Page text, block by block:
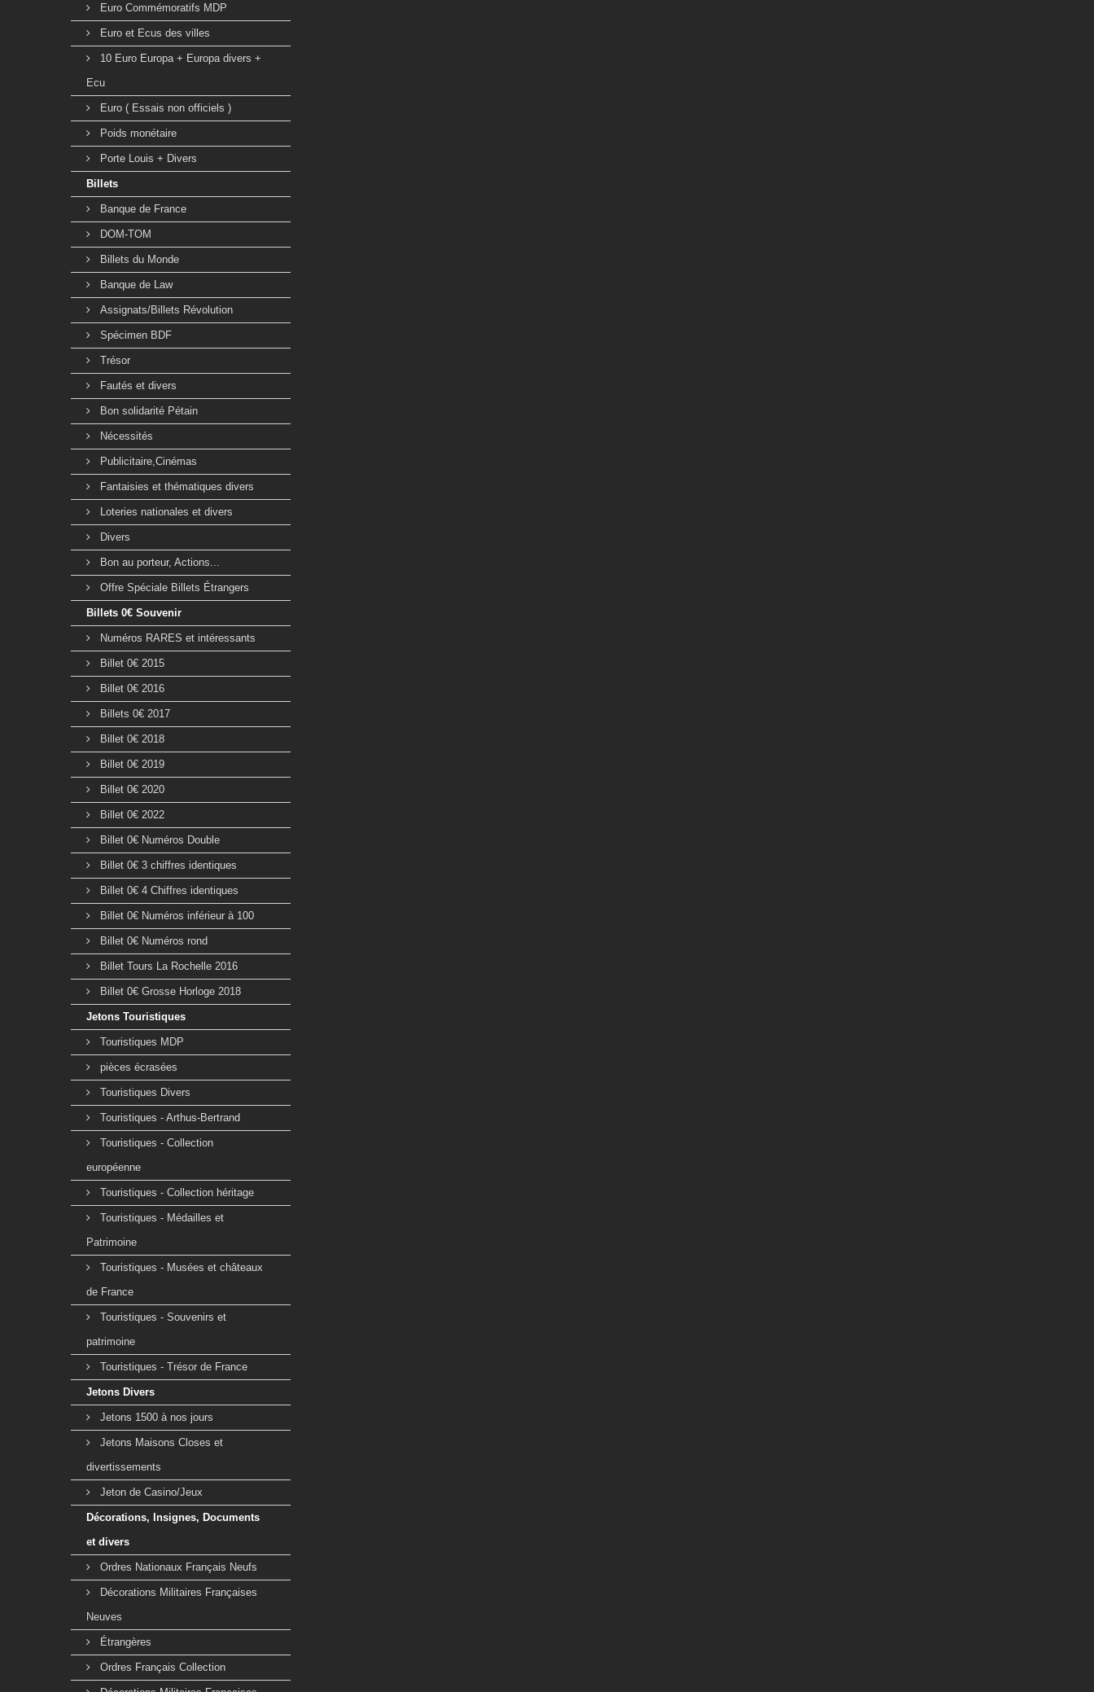
Euro Commémoratifs MDP
Euro et Ecus des villes
10 Euro Europa + Europa divers +
Ecu
Euro ( Essais non officiels )
Poids monétaire
Porte Louis + Divers
Billets
Banque de France
DOM-TOM
Billets du Monde
Banque de Law
Assignats/Billets Révolution
Spécimen BDF
Trésor
Fautés et divers
Bon solidarité Pétain
Nécessités
Publicitaire,Cinémas
Fantaisies et thématiques divers
Loteries nationales et divers
Divers
Bon au porteur, Actions...
Offre Spéciale Billets Étrangers
Billets 0€ Souvenir
Numéros RARES et intéressants
Billet 0€ 2015
Billet 0€ 2016
Billets 0€ 2017
Billet 0€ 2018
Billet 0€ 2019
Billet 0€ 2020
Billet 0€ 2022
Billet 0€ Numéros Double
Billet 0€ 3 chiffres identiques
Billet 0€ 4 Chiffres identiques
Billet 0€ Numéros inférieur à 100
Billet 0€ Numéros rond
Billet Tours La Rochelle 2016
Billet 0€ Grosse Horloge 2018
Jetons Touristiques
Touristiques MDP
pièces écrasées
Touristiques Divers
Touristiques - Arthus-Bertrand
Touristiques - Collection
européenne
Touristiques - Collection héritage
Touristiques - Médailles et
Patrimoine
Touristiques - Musées et châteaux
de France
Touristiques - Souvenirs et
patrimoine
Touristiques - Trésor de France
Jetons Divers
Jetons 1500 à nos jours
Jetons Maisons Closes et
divertissements
Jeton de Casino/Jeux
Décorations, Insignes, Documents
et divers
Ordres Nationaux Français Neufs
Décorations Militaires Françaises
Neuves
Étrangères
Ordres Français Collection